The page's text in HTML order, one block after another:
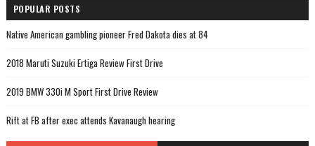
POPULAR POSTS
Native American gambling pioneer Fred Dakota dies at 84
2018 Maruti Suzuki Ertiga Review First Drive
2019 BMW 330i M Sport First Drive Review
Rift at FB after exec attends Kavanaugh hearing